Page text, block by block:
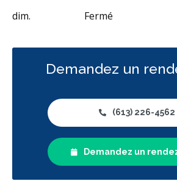
dim.
Fermé
Demandez un
(613) 226-4562
Demandez un